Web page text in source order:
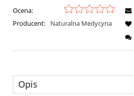
Ocena:
Producent:
Naturalna Medycyna
Opis